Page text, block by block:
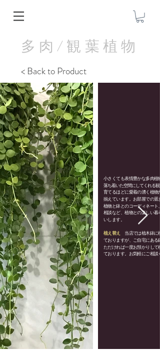
多肉/観葉植物
< Back to Product
小さくても表情豊かな多肉植
落ち着いた空間にしてくれる観
育てるほどに愛着の湧く植物
揃えています。お部屋での置
植物と鉢とのコーディネート
相談など、植物との楽しい暮
いします。
植え替え
当店では植木鉢に
ておりますが、ご自宅にある
ただければ一度お預かりして
ております。 お気軽にご相談